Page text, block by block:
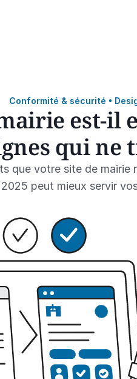
Conformité & sécurité •
est-il
qui ne
que votre site de mairie
peut mieux servir